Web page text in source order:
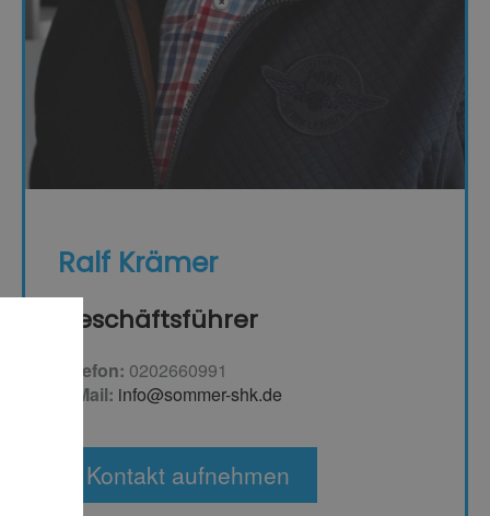
Ralf Krämer
Geschäftsführer
Telefon: 0202660991
E-Mail: info@sommer-shk.de
Kontakt aufnehmen